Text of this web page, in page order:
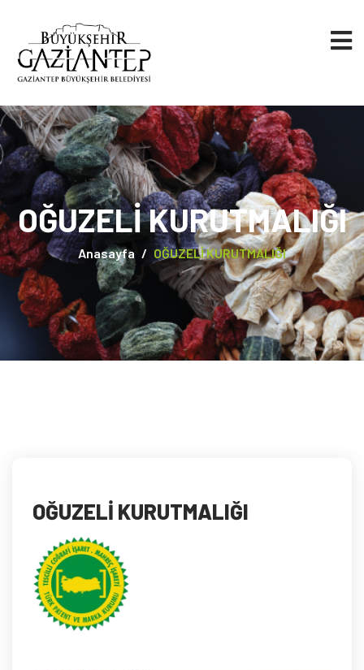
OĞUZELİ KURUTMALIĞI
Anasayfa OĞUZELİ KURUTMALIĞI
OĞUZELİ KURUTMALIĞI